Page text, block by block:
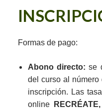
Formas de pago:
Abono directo: se
del curso al
inscripción. Las
online